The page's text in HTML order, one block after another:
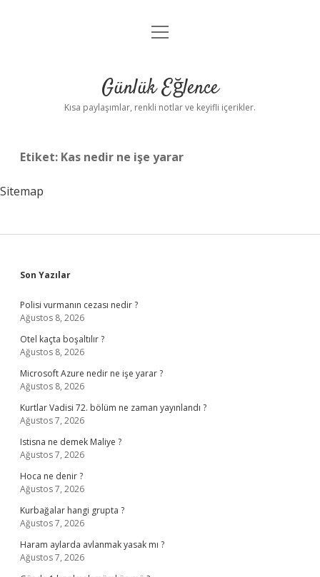
Anasayfa
Yasal Uyarı
menüyü
Günlük Eğlence
Kısa paylaşımlar, renkli notlar ve keyifli içerikler.
Etiket: Kas nedir ne işe yarar
Sitemap
Sidebar
Son Yazılar
Polisi vurmanın cezası nedir ?
Ağustos 8, 2026
Otel kaçta boşaltılır ?
Ağustos 8, 2026
Microsoft Azure nedir ne işe yarar ?
Ağustos 8, 2026
Kurtlar Vadisi 72. bölüm ne zaman yayınlandı ?
Ağustos 7, 2026
Istisna ne demek Maliye ?
Ağustos 7, 2026
Hoca ne denir ?
Ağustos 7, 2026
Kurbağalar hangi grupta ?
Ağustos 7, 2026
Haram aylarda avlanmak yasak mı ?
Ağustos 7, 2026